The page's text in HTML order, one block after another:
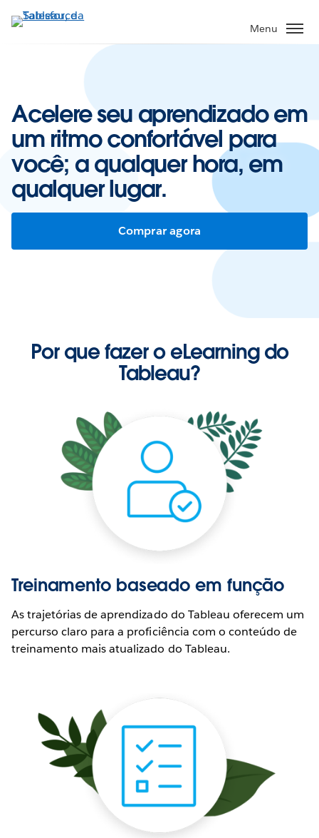
Pular
para
Menu
Acelere seu aprendizado em
um ritmo confortável para
você; a qualquer hora, em
qualquer lugar.
Comprar agora
Por que fazer o eLearning do
Tableau?
Treinamento baseado em função
As trajetórias de aprendizado do Tableau oferecem um
percurso claro para a proficiência com o conteúdo de
treinamento mais atualizado do Tableau.